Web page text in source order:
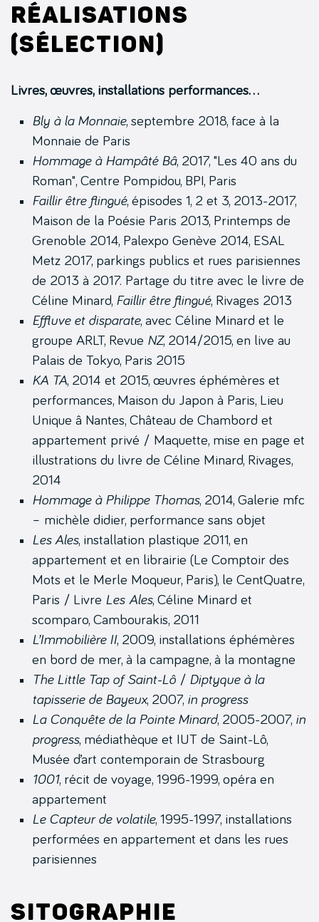
réalisations
(sélection)
Livres, œuvres, installations performances…
Bly à la Monnaie, septembre 2018, face à la
Monnaie de Paris
Hommage à Hampâté Bâ, 2017, "Les 40 ans du
Roman", Centre Pompidou, BPI, Paris
Faillir être flingué, épisodes 1, 2 et 3, 2013-2017,
Maison de la Poésie Paris 2013, Printemps de
Grenoble 2014, Palexpo Genève 2014, ESAL
Metz 2017, parkings publics et rues parisiennes
de 2013 à 2017. Partage du titre avec le livre de
Céline Minard, Faillir être flingué, Rivages 2013
Effluve et disparate, avec Céline Minard et le
groupe ARLT, Revue NZ, 2014/2015, en live au
Palais de Tokyo, Paris 2015
KA TA, 2014 et 2015, œuvres éphémères et
performances, Maison du Japon à Paris, Lieu
Unique â Nantes, Château de Chambord et
appartement privé / Maquette, mise en page et
illustrations du livre de Céline Minard, Rivages,
2014
Hommage à Philippe Thomas, 2014, Galerie mfc
– michèle didier, performance sans objet
Les Ales, installation plastique 2011, en
appartement et en librairie (Le Comptoir des
Mots et le Merle Moqueur, Paris), le CentQuatre,
Paris / Livre Les Ales, Céline Minard et
scomparo, Cambourakis, 2011
L’Immobilière II, 2009, installations éphémères
en bord de mer, à la campagne, à la montagne
The Little Tap of Saint-Lô / Diptyque à la
tapisserie de Bayeux, 2007, in progress
La Conquête de la Pointe Minard, 2005-2007, in
progress, médiathèque et IUT de Saint-Lô,
Musée d’art contemporain de Strasbourg
1001, récit de voyage, 1996-1999, opéra en
appartement
Le Capteur de volatile, 1995-1997, installations
performées en appartement et dans les rues
parisiennes
Sitographie